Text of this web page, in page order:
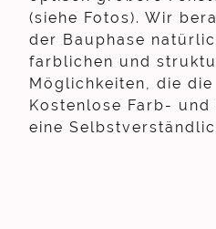
(siehe Fotos). Wir
der Bauphase
farblichen und
Möglichkeiten, die
Kostenlose Farb-
eine